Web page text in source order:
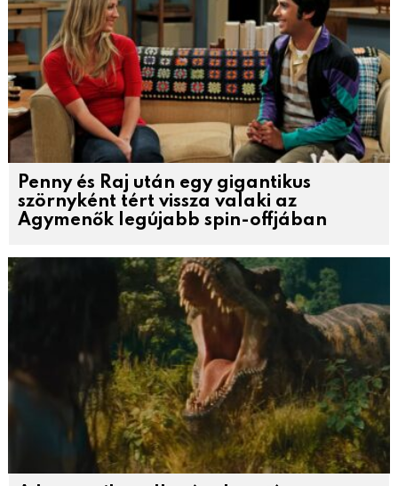
Penny és Raj után egy gigantikus
szörnyként tért vissza valaki az
Agymenők legújabb spin-offjában